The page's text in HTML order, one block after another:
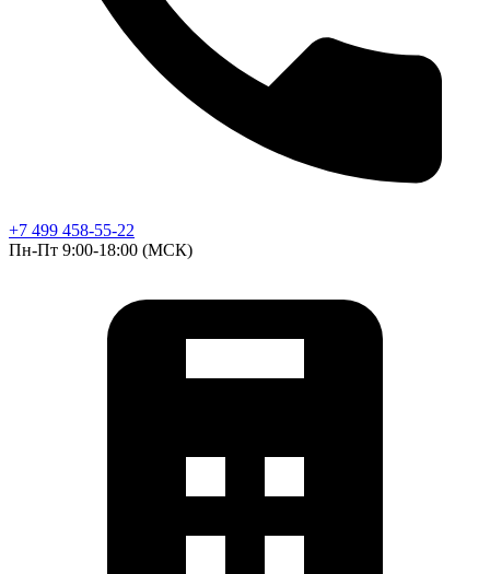
+7 499 458-55-22
Пн-Пт 9:00-18:00 (МСК)